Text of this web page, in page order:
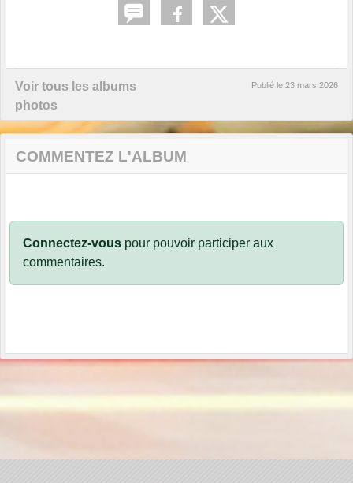
Voir tous les albums
photos
Publié le 23 mars 2026
COMMENTEZ L'ALBUM
Connectez-vous pour pouvoir participer aux
commentaires.